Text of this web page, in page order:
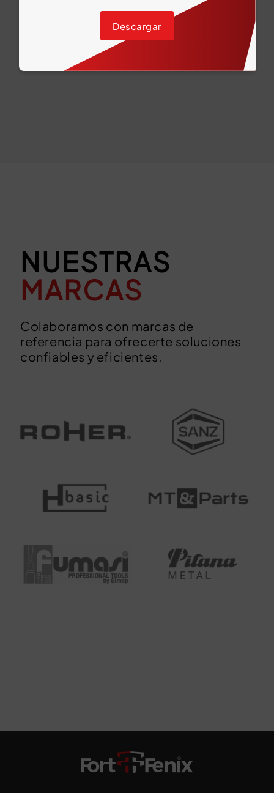
Ver todas las categorías
NUESTRAS
MARCAS
Colaboramos con marcas de
referencia para ofrecerte soluciones
confiables y eficientes.
Descargar